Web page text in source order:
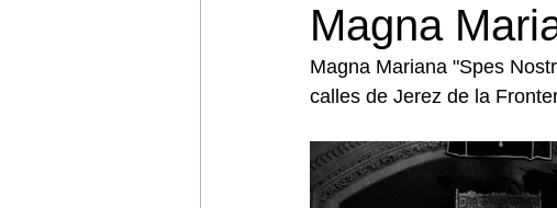
Magna
Magna Mariana "Spes
calles de Jerez de la